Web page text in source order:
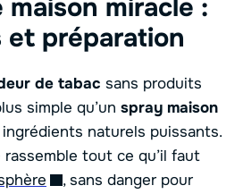
maison miracle :
préparation
de tabac sans produits
simple qu’un spray maison
naturels puissants.
tout ce qu’il faut
, sans danger pour